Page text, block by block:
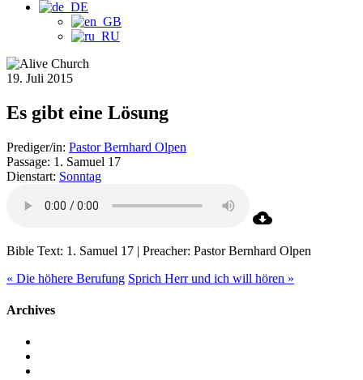
19. Juli 2015
Es gibt eine Lösung
Prediger/in: Pastor Bernhard Olpen
Passage: 1. Samuel 17
Dienstart: Sonntag
Bible Text: 1. Samuel 17 | Preacher: Pastor Bernhard Olpen
« Die höhere Berufung Sprich Herr und ich will hören »
Archives